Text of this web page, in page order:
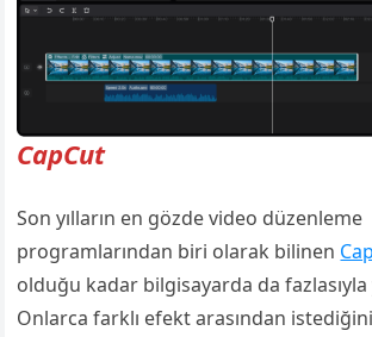
CapCut
Son yılların en gözde video düzenleme
programlarından biri olarak bilinen
olduğu kadar bilgisayarda da
Onlarca farklı efekt arasından